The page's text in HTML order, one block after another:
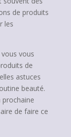
de produits
les
vous
de
astuces
beauté.
prochaine
de faire ce